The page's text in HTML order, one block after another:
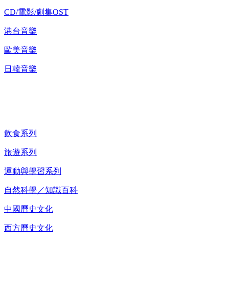
CD/電影/劇集OST
港台音樂
歐美音樂
日韓音樂
飲食系列
旅遊系列
運動與學習系列
自然科學／知識百科
中國曆史文化
西方曆史文化